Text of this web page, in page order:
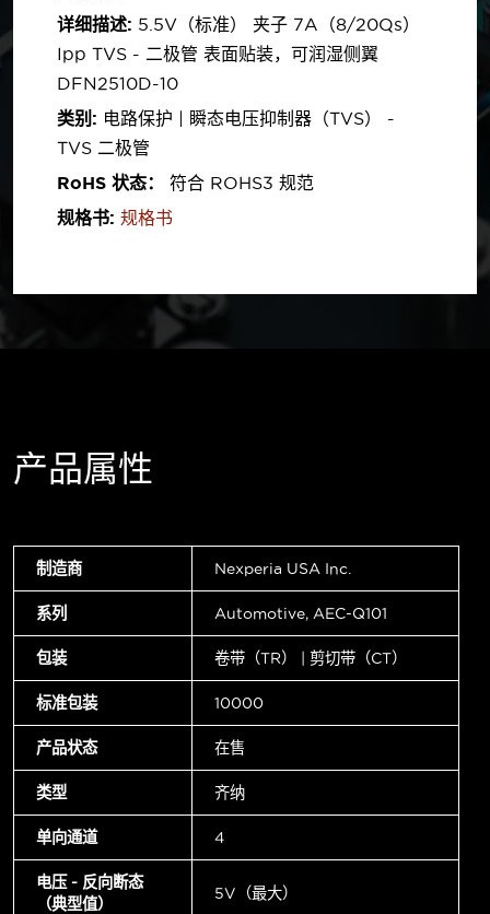
详细描述: 5.5V（标准） 夹子 7A（8/20µs）
Ipp TVS - 二极管 表面贴装，可润湿侧翼
DFN2510D-10
类别: 电路保护 | 瞬态电压抑制器（TVS） -
TVS 二极管
RoHS 状态：
符合 ROHS3 规范
规格书: 规格书
产品属性
制造商 Nexperia USA Inc.
系列 Automotive, AEC-Q101
包装 卷带（TR） | 剪切带（CT）
标准包装 10000
产品状态 在售
类型 齐纳
单向通道 4
电压 - 反向断态
（典型值）
5V（最大）